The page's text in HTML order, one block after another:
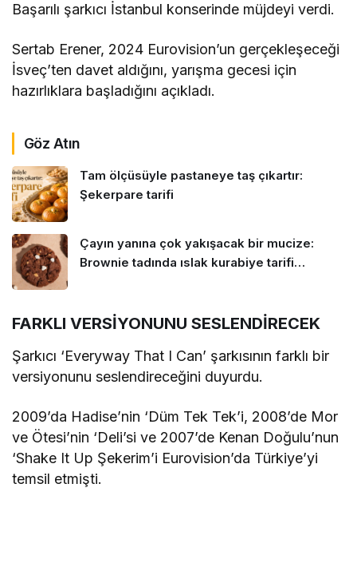
Başarılı şarkıcı İstanbul konserinde müjdeyi verdi.
Sertab Erener, 2024 Eurovision’un gerçekleşeceği
İsveç’ten davet aldığını, yarışma gecesi için
hazırlıklara başladığını açıkladı.
Göz Atın
Tam ölçüsüyle pastaneye taş çıkartır:
Şekerpare tarifi
Çayın yanına çok yakışacak bir mucize:
Brownie tadında ıslak kurabiye tarifi…
FARKLI VERSİYONUNU SESLENDİRECEK
Şarkıcı ‘Everyway That I Can’ şarkısının farklı bir
versiyonunu seslendireceğini duyurdu.
2009’da Hadise’nin ‘Düm Tek Tek’i, 2008’de Mor
ve Ötesi’nin ‘Deli’si ve 2007’de Kenan Doğulu’nun
‘Shake It Up Şekerim’i Eurovision’da Türkiye’yi
temsil etmişti.